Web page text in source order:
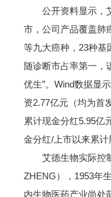
公开资料显示，艾
市，公司产品覆盖肺
等九大癌种，23种基
随诊断市占率第一，
优生”。Wind数据显
资2.77亿元（均为首
累计现金分红5.95亿
金分红/上市以来累计
艾德生物实际控
ZHENG），1953年
内生物医药产业尚处